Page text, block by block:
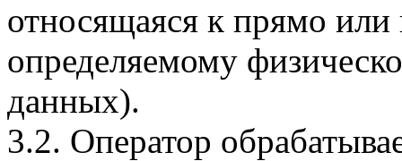
относящаяся к прямо
определяемому
данных).
3.2. Оператор